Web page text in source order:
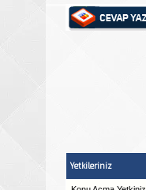
Yetkileriniz